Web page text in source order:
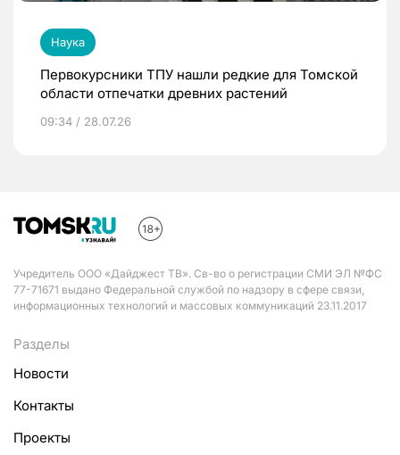
Наука
Первокурсники ТПУ нашли редкие для Томской
области отпечатки древних растений
09:34 / 28.07.26
Учредитель ООО «Дайджест ТВ». Св-во о регистрации СМИ ЭЛ №ФС
77-71671 выдано Федеральной службой по надзору в сфере связи,
информационных технологий и массовых коммуникаций 23.11.2017
Разделы
Новости
Контакты
Проекты